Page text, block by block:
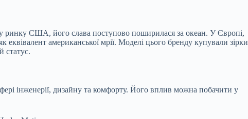
ринку США, його слава поступово поширилася за океан. У Європі,
американської мрії. Моделі цього бренду купували зірки
статус.
інженерії, дизайну та комфорту. Його вплив можна побачити у